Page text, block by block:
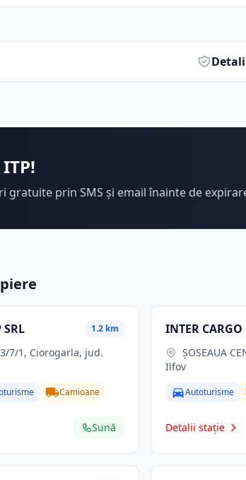
gratuite prin SMS și email înainte de
SRL 1.2 km
Camioane
Sună
INTER CARGO
Ilfov
Autoturisme
Detalii stație